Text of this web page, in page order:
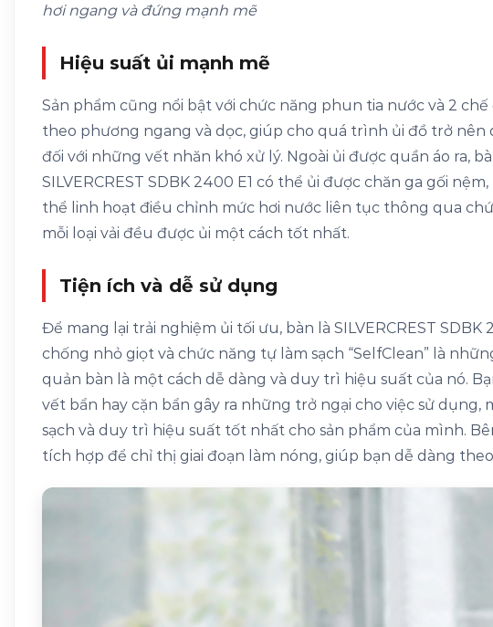
hơi ngang và đứng mạnh mẽ
Hiệu suất ủi mạnh mẽ
Sản phẩm cũng nổi bật với chức năng phun tia nước và 2
theo phương ngang và dọc, giúp cho quá trình ủi đồ trở nên
đối với những vết nhăn khó xử lý. Ngoài ủi được quần áo ra,
SILVERCREST SDBK 2400 E1 có thể ủi được chăn ga gối
thể linh hoạt điều chỉnh mức hơi nước liên tục thông qua
mỗi loại vải đều được ủi một cách tốt nhất.
Tiện ích và dễ sử dụng
Để mang lại trải nghiệm ủi tối ưu, bàn là SILVERCREST
chống nhỏ giọt và chức năng tự làm sạch “SelfClean” là
quản bàn là một cách dễ dàng và duy trì hiệu suất của nó.
vết bẩn hay cặn bẩn gây ra những trở ngại cho việc sử dụng,
sạch và duy trì hiệu suất tốt nhất cho sản phẩm của mình.
tích hợp để chỉ thị giai đoạn làm nóng, giúp bạn dễ dàng